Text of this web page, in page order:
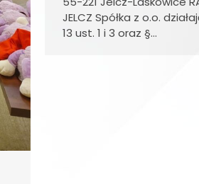
JELCZ Spółka z o.o.
13 ust. 1 i 3 oraz §…